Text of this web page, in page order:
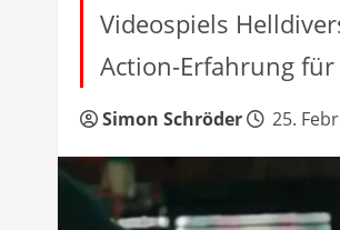
Videospiels
Action-Erfahrung
Simon Schröder 25.